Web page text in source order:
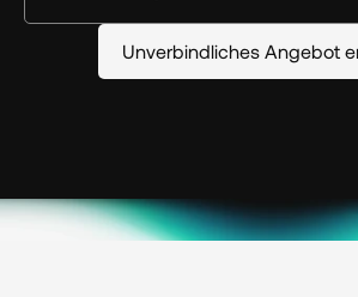
Unverbindliches Angebot